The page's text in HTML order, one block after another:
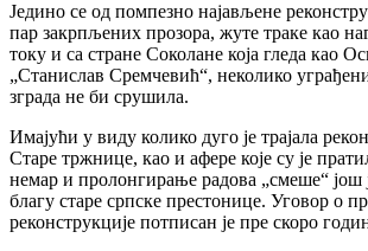
Једино се од помпезно најављене
пар закрпљених прозора, жуте траке као
току и са стране Соколане која гледа као
„Станислав Сремчевић“, неколико
зграда не би срушила.
Имајући у виду колико дуго је трајала
Старе тржнице, као и афере које су је
немар и пролонгирање радова „смеше“ још
благу старе српске престонице. Уговор о
реконструкције потписан је пре скоро